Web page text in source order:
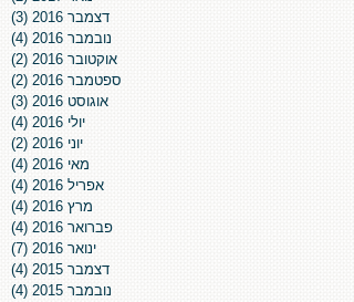
דצמבר 2016
(3)
נובמבר 2016
(4)
אוקטובר 2016
(2)
ספטמבר 2016
(2)
אוגוסט 2016
(3)
יולי 2016
(4)
יוני 2016
(2)
מאי 2016
(4)
אפריל 2016
(4)
מרץ 2016
(4)
פברואר 2016
(4)
ינואר 2016
(7)
דצמבר 2015
(4)
נובמבר 2015
(4)